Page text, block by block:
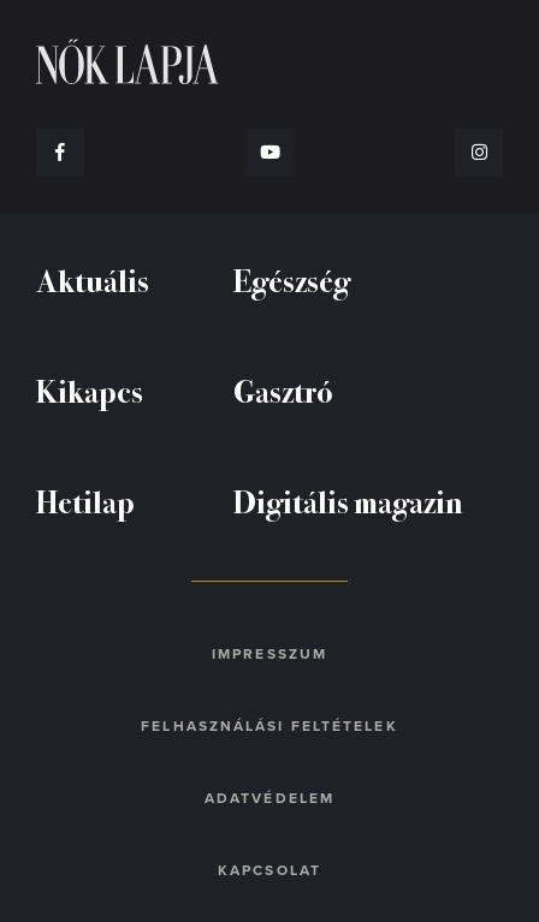
Aktuális Egészség
Kikapcs Gasztró
Hetilap Digitális magazin
IMPRESSZUM
FELHASZNÁLÁSI FELTÉTELEK
ADATVÉDELEM
KAPCSOLAT